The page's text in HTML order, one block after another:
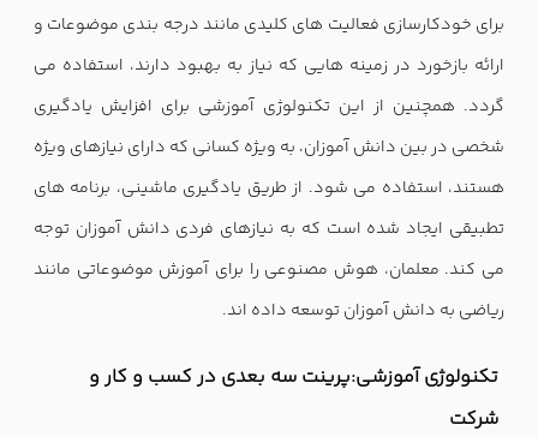
برای خودکارسازی فعالیت های کلیدی مانند درجه بندی موضوعات و
ارائه بازخورد در زمینه هایی که نیاز به بهبود دارند، استفاده می
گردد. همچنین از این تکنولوژی آموزشی برای افزایش یادگیری
شخصی در بین دانش آموزان، به ویژه کسانی که دارای نیازهای ویژه
هستند، استفاده می شود. از طریق یادگیری ماشینی، برنامه های
تطبیقی ​​ایجاد شده است که به نیازهای فردی دانش آموزان توجه
می کند. معلمان، هوش مصنوعی را برای آموزش موضوعاتی مانند
ریاضی به دانش آموزان توسعه داده اند.
تکنولوژی آموزشی:پرینت سه بعدی در کسب و کار و
شرکت